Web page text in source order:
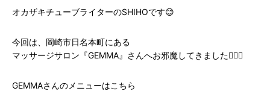
オカザキチューブライターのSHIHOです😊
今回は、岡崎市日名本町にある
マッサージサロン『GEMMA』さんへお邪魔してきました💆‍♀️✨
GEMMAさんのメニューはこちら